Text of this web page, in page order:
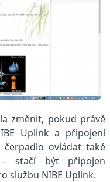
změnit, pokud právě
Uplink a připojení
ovládat také
– stačí být připojen
službu NIBE Uplink.